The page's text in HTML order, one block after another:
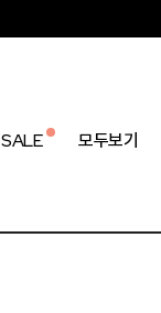
SALE 모두보기